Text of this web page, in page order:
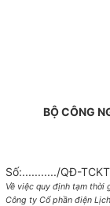
BỘ CÔNG
Số:.........../QĐ-TCKT
Về việc quy định tạm thời
Công ty Cổ phần điện